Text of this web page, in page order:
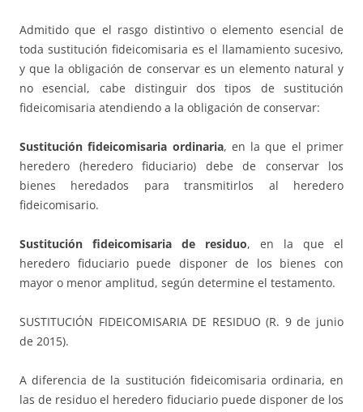
Admitido que el rasgo distintivo o elemento esencial de
toda sustitución fideicomisaria es el llamamiento sucesivo,
y que la obligación de conservar es un elemento natural y
no esencial, cabe distinguir dos tipos de sustitución
fideicomisaria atendiendo a la obligación de conservar:
Sustitución fideicomisaria ordinaria, en la que el primer
heredero (heredero fiduciario) debe de conservar los
bienes heredados para transmitirlos al heredero
fideicomisario.
Sustitución fideicomisaria de residuo, en la que el
heredero fiduciario puede disponer de los bienes con
mayor o menor amplitud, según determine el testamento.
SUSTITUCIÓN FIDEICOMISARIA DE RESIDUO (R. 9 de junio
de 2015).
A diferencia de la sustitución fideicomisaria ordinaria, en
las de residuo el heredero fiduciario puede disponer de los